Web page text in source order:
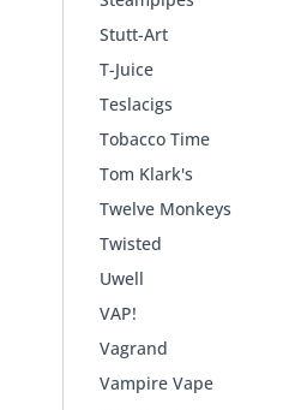
Stutt-Art
T-Juice
Teslacigs
Tobacco Time
Tom Klark's
Twelve Monkeys
Twisted
Uwell
VAP!
Vagrand
Vampire Vape